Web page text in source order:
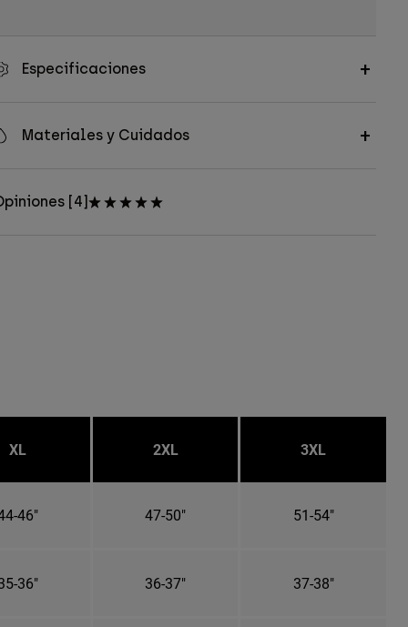
Especificaciones
Materiales y Cuidados
[4]
XL 2XL 3XL
46" 47-50" 51-54"
36" 36-37" 37-38"